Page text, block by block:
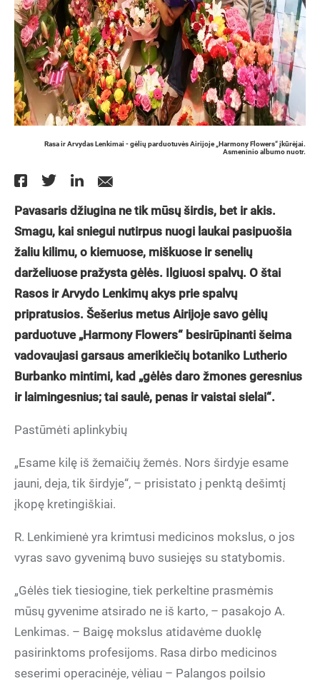
Rasa ir Arvydas Lenkimai - gėlių parduotuvės Airijoje „Harmony Flowers“ įkūrėjai.
Asmeninio albumo nuotr.
Pavasaris džiugina ne tik mūsų širdis, bet ir akis.
Smagu, kai sniegui nutirpus nuogi laukai pasipuošia
žaliu kilimu, o kiemuose, miškuose ir senelių
darželiuose pražysta gėlės. Ilgiuosi spalvų. O štai
Rasos ir Arvydo Lenkimų akys prie spalvų
pripratusios. Šešerius metus Airijoje savo gėlių
parduotuve „Harmony Flowers“ besirūpinanti šeima
vadovaujasi garsaus amerikiečių botaniko Lutherio
Burbanko mintimi, kad „gėlės daro žmones geresnius
ir laimingesnius; tai saulė, penas ir vaistai sielai“.
Pastūmėti aplinkybių
„Esame kilę iš žemaičių žemės. Nors širdyje esame
jauni, deja, tik širdyje“, – prisistato į penktą dešimtį
įkopę kretingiškiai.
R. Lenkimienė yra krimtusi medicinos mokslus, o jos
vyras savo gyvenimą buvo susiejęs su statybomis.
„Gėlės tiek tiesiogine, tiek perkeltine prasmėmis
mūsų gyvenime atsirado ne iš karto, – pasakojo A.
Lenkimas. – Baigę mokslus atidavėme duoklę
pasirinktoms profesijoms. Rasa dirbo medicinos
seserimi operacinėje, vėliau – Palangos poilsio